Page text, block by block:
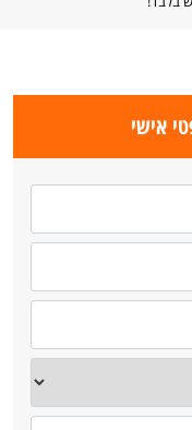
אישי